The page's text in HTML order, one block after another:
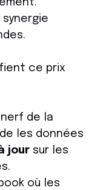
ce prix
nerf de la
les données
jour sur les
où les